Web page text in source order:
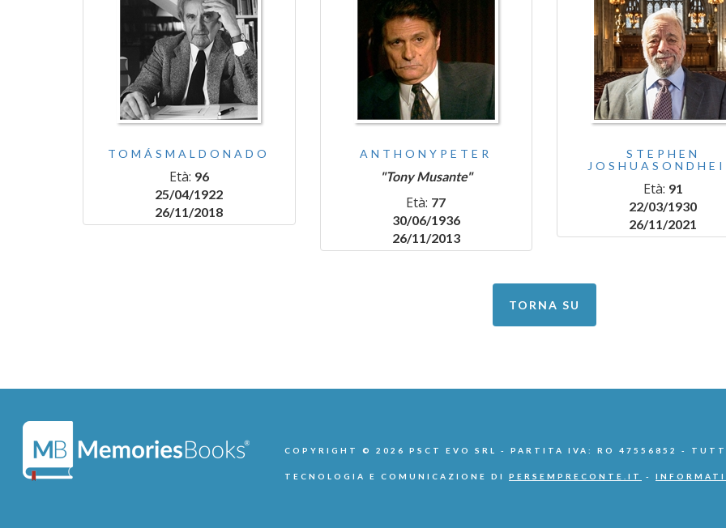
TOMÁSMALDONADO
Età: 96
25/04/1922
26/11/2018
ANTHONYPETER
"Tony Musante"
Età: 77
30/06/1936
26/11/2013
STEPHEN
Età: 91
22/03/1930
26/11/2021
TORNA SU
COPYRIGHT © 2026 PSCT EVO SRL - PARTITA IVA: RO 47556852 -
TECNOLOGIA E COMUNICAZIONE DI PERSEMPRECONTE.IT -